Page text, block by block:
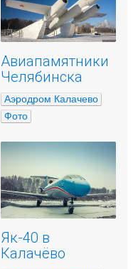
Авиапамятники
Челябинска
Аэродром Калачево
Фото
Як-40 в
Калачёво